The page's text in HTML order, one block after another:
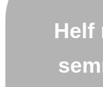
Helf